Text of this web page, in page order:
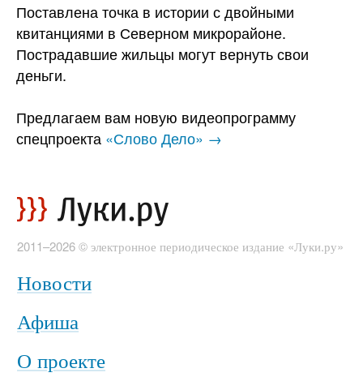
Поставлена точка в истории с двойными
квитанциями в Северном микрорайоне.
Пострадавшие жильцы могут вернуть свои
деньги.
Предлагаем вам новую видеопрограмму
спецпроекта «Слово Дело» →
2011–2026 © электронное периодическое издание «Луки.ру»
Новости
Афиша
О проекте